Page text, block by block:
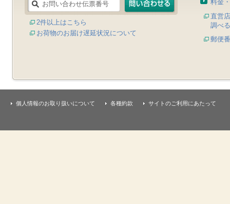
2件以上はこちら
お荷物のお届け遅延状況について
料金
直営
調べる
郵便
個人情報のお取り扱いについて 各種約款 サイトのご利用にあたって